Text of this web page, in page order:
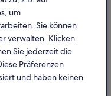
um
Sie können
verwalten. Klicken
Sie jederzeit die
Präferenzen
und haben keinen